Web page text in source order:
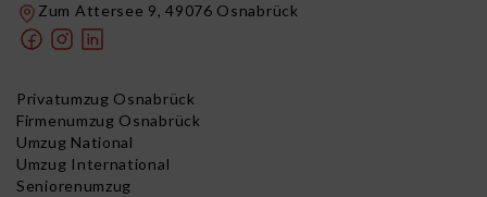
Zum Attersee 9, 49076 Osnabrück
Privatumzug Osnabrück
Firmenumzug Osnabrück
Umzug National
Umzug International
Seniorenumzug